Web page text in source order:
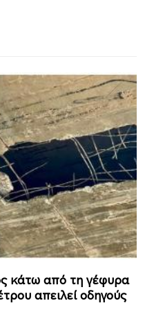
κάτω από τη γέφυρα
απειλεί οδηγούς